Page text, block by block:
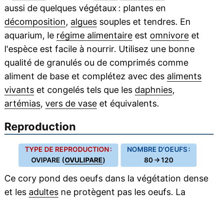
aussi de quelques végétaux : plantes en
décomposition, alguessouples et tendres. En
aquarium, le régime alimentaireest omnivoreet
l'espèce est facile à nourrir. Utilisez une bonne
qualité de granulés ou de comprimés comme
aliment de base et complétez avec des aliments
vivantset congelés tels que les daphnies,
artémias, vers de vaseet équivalents.
Reproduction
TYPE DE REPRODUCTION :
OVIPARE (OVULIPARE)
NOMBRE D'OEUFS :
80 → 120
Ce cory pond des oeufs dans la végétation dense
et les adultesne protègent pas les oeufs. La